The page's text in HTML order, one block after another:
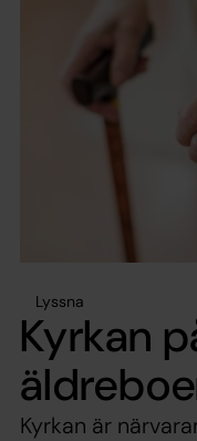
Lyssna
Kyrkan
Kyrkan är